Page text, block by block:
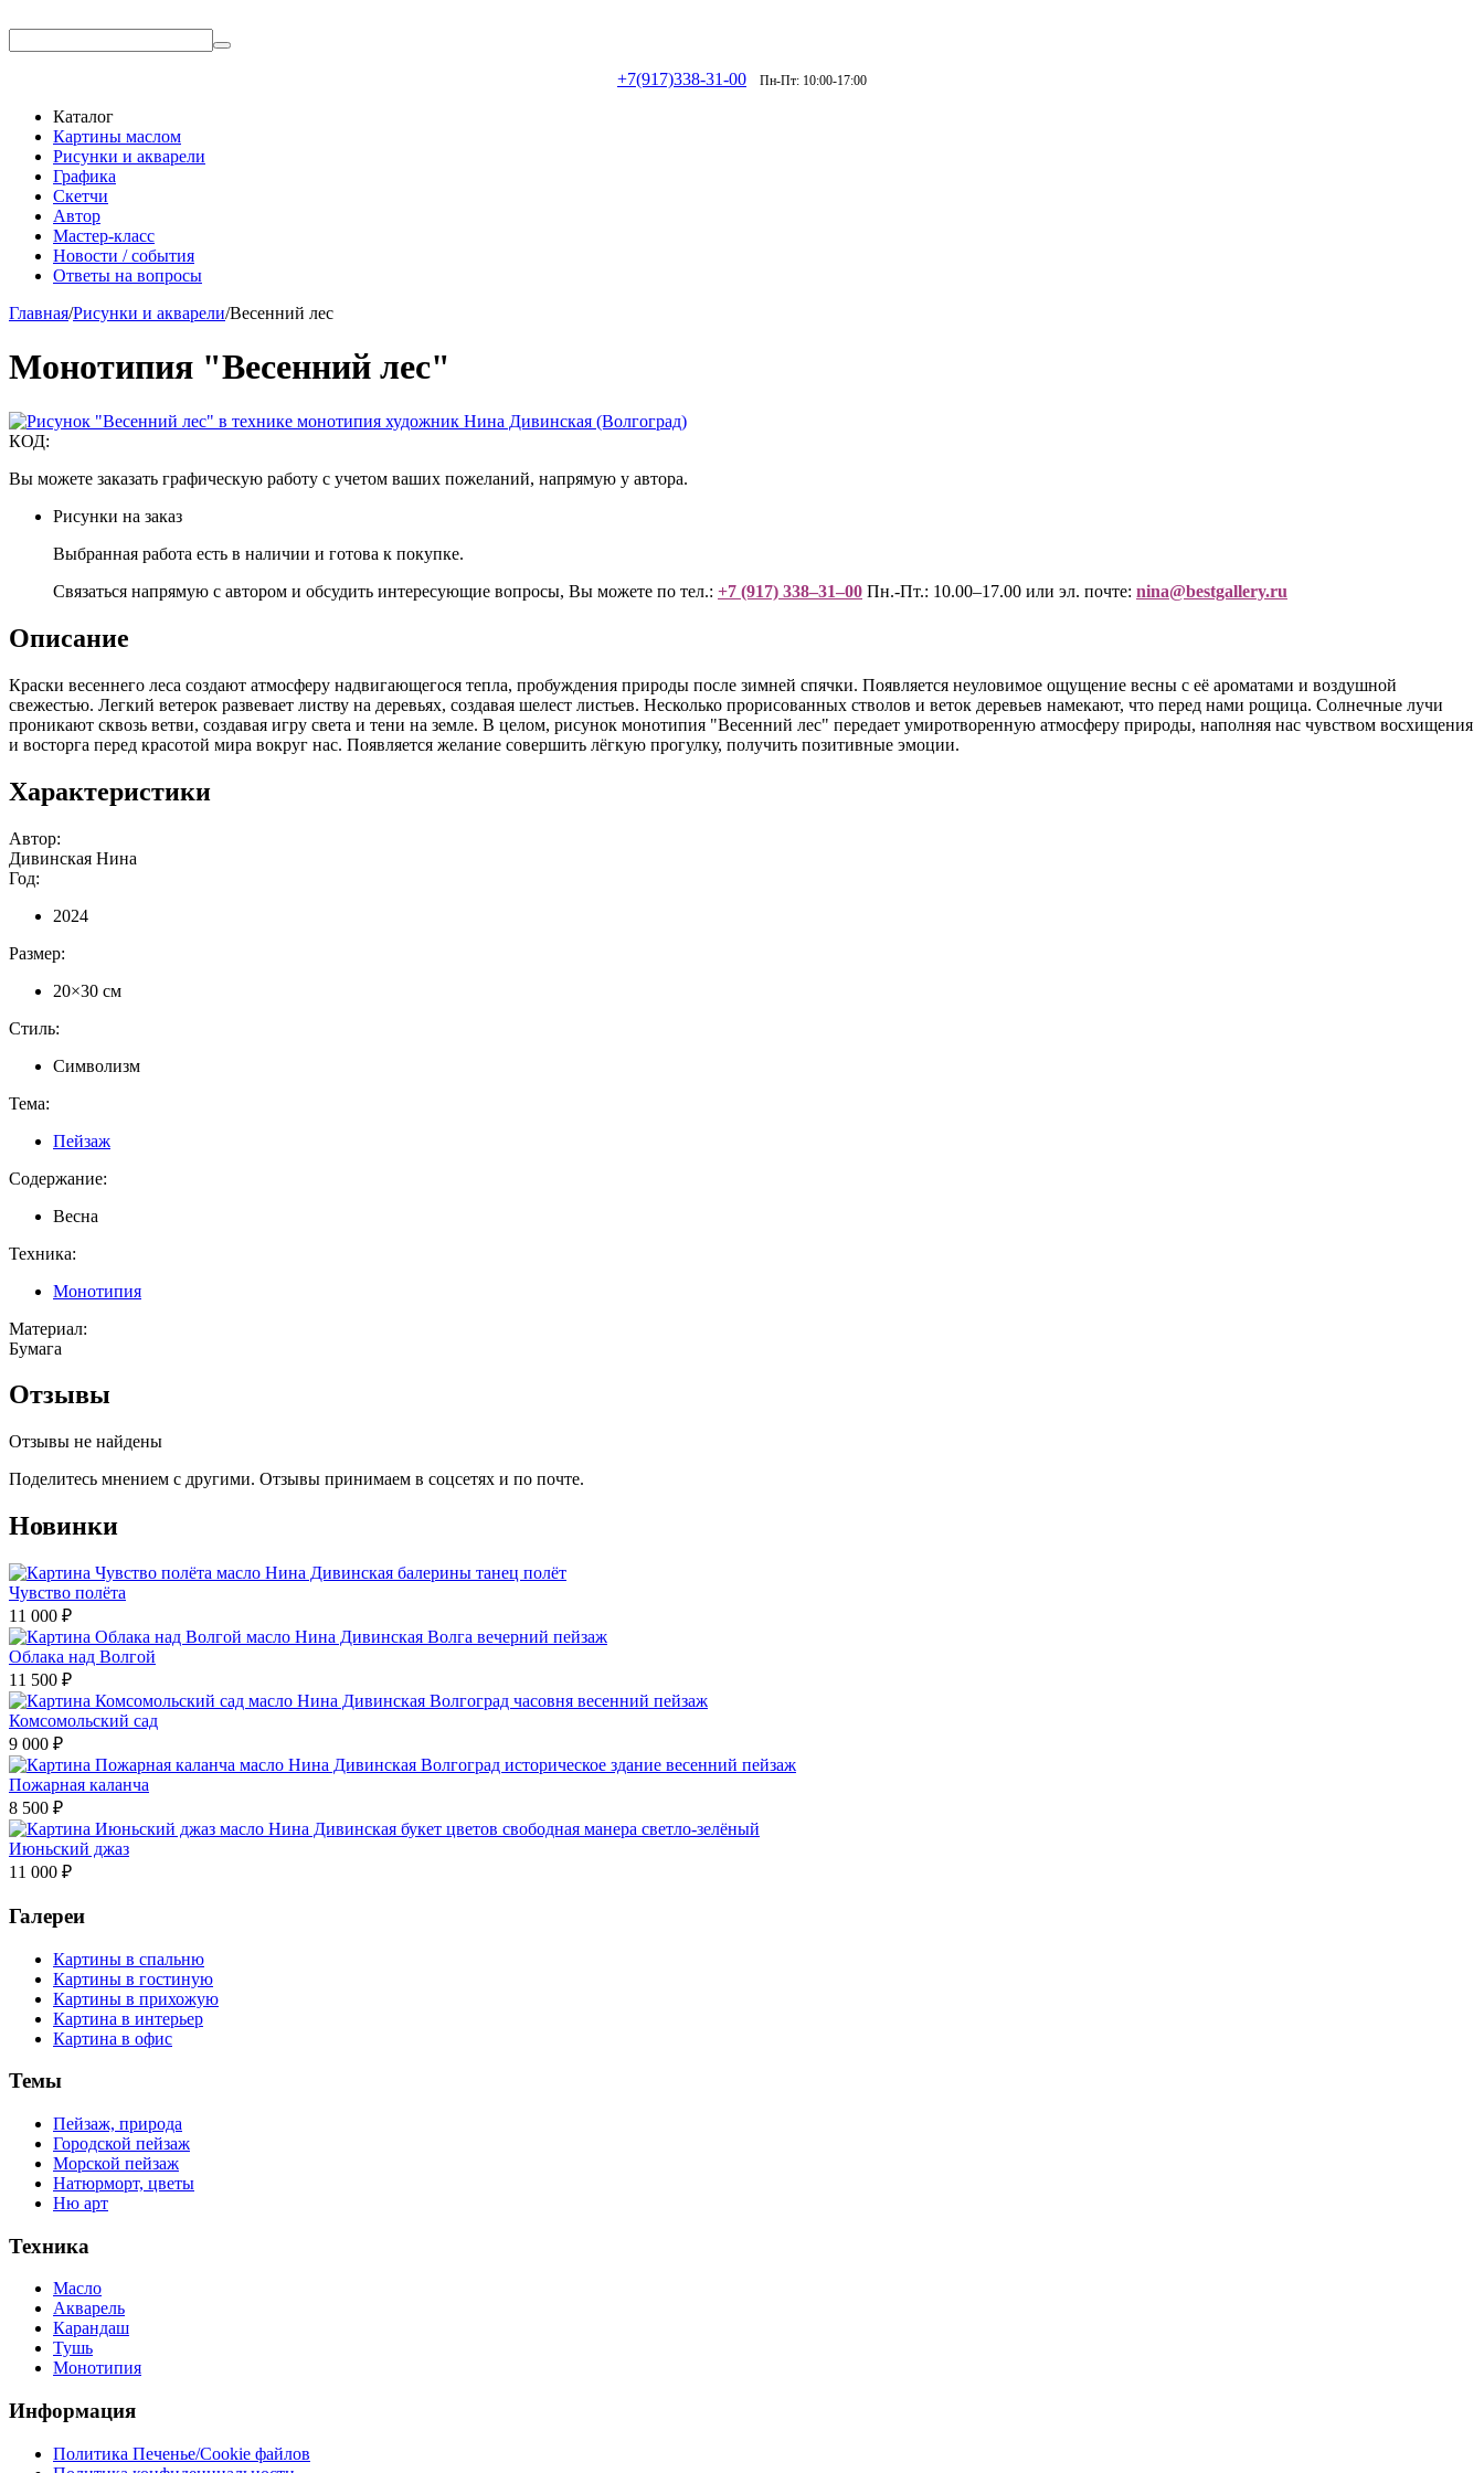
+7(917)338-31-00 Пн-Пт: 10:00-17:00
Каталог
Картины маслом
Рисунки и акварели
Графика
Скетчи
Автор
Мастер-класс
Новости / события
Ответы на вопросы
Главная/Рисунки и акварели/Весенний лес
Монотипия "Весенний лес"
КОД:
Вы можете заказать графическую работу с учетом ваших пожеланий, напрямую у автора.
Рисунки на заказ
Выбранная работа есть в наличии и готова к покупке.
Связаться напрямую с автором и обсудить интересующие вопросы, Вы можете по тел.: +7 (917) 338–31–00 Пн.-Пт.: 10.00–17.00 или эл. почте: nina@bestgallery.ru
Описание
Краски весеннего леса создают атмосферу надвигающегося тепла, пробуждения природы после зимней спячки. Появляется неуловимое ощущение весны с её ароматами и воздушной
свежестью. Легкий ветерок развевает листву на деревьях, создавая шелест листьев. Несколько прорисованных стволов и веток деревьев намекают, что перед нами рощица. Солнечные лучи
проникают сквозь ветви, создавая игру света и тени на земле. В целом, рисунок монотипия "Весенний лес" передает умиротворенную атмосферу природы, наполняя нас чувством восхищения
и восторга перед красотой мира вокруг нас. Появляется желание совершить лёгкую прогулку, получить позитивные эмоции.
Характеристики
Автор:
Дивинская Нина
Год:
2024
Размер:
20×30 см
Стиль:
Символизм
Тема:
Пейзаж
Содержание:
Весна
Техника:
Монотипия
Материал:
Бумага
Отзывы
Отзывы не найдены
Поделитесь мнением с другими. Отзывы принимаем в соцсетях и по почте.
Новинки
Чувство полёта
11 000 ₽
Облака над Волгой
11 500 ₽
Комсомольский сад
9 000 ₽
Пожарная каланча
8 500 ₽
Июньский джаз
11 000 ₽
Галереи
Картины в спальню
Картины в гостиную
Картины в прихожую
Картина в интерьер
Картина в офис
Темы
Пейзаж, природа
Городской пейзаж
Морской пейзаж
Натюрморт, цветы
Ню арт
Техника
Масло
Акварель
Карандаш
Тушь
Монотипия
Информация
Политика Печенье/Cookie файлов